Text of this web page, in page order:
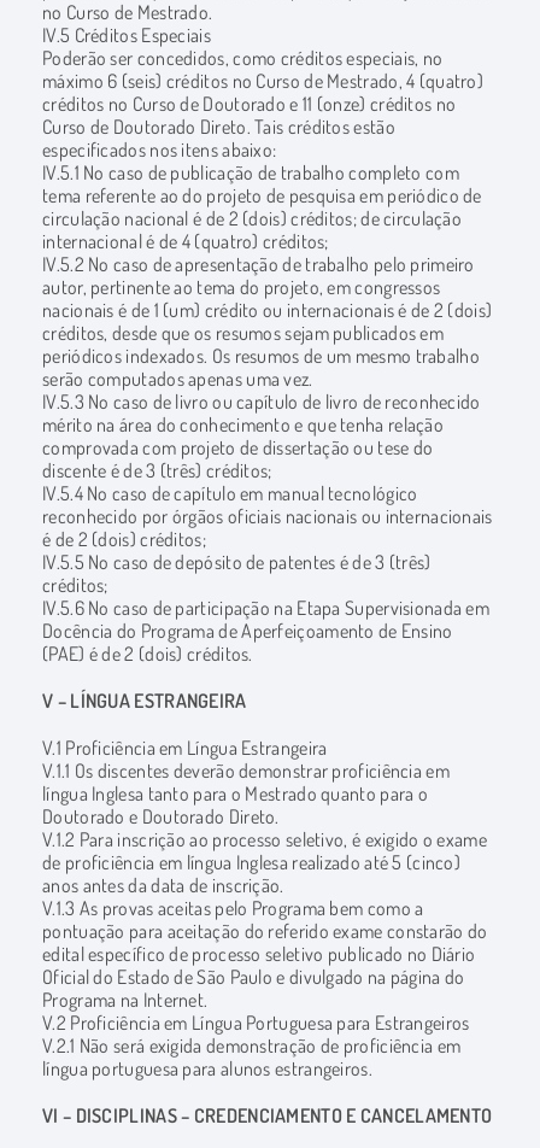
no Curso de Mestrado.
IV.5 Créditos Especiais
Poderão ser concedidos, como créditos especiais, no
máximo 6 (seis) créditos no Curso de Mestrado, 4 (quatro)
créditos no Curso de Doutorado e 11 (onze) créditos no
Curso de Doutorado Direto. Tais créditos estão
especificados nos itens abaixo:
IV.5.1 No caso de publicação de trabalho completo com
tema referente ao do projeto de pesquisa em periódico de
circulação nacional é de 2 (dois) créditos; de circulação
internacional é de 4 (quatro) créditos;
IV.5.2 No caso de apresentação de trabalho pelo primeiro
autor, pertinente ao tema do projeto, em congressos
nacionais é de 1 (um) crédito ou internacionais é de 2 (dois)
créditos, desde que os resumos sejam publicados em
periódicos indexados. Os resumos de um mesmo trabalho
serão computados apenas uma vez.
IV.5.3 No caso de livro ou capítulo de livro de reconhecido
mérito na área do conhecimento e que tenha relação
comprovada com projeto de dissertação ou tese do
discente é de 3 (três) créditos;
IV.5.4 No caso de capítulo em manual tecnológico
reconhecido por órgãos oficiais nacionais ou internacionais
é de 2 (dois) créditos;
IV.5.5 No caso de depósito de patentes é de 3 (três)
créditos;
IV.5.6 No caso de participação na Etapa Supervisionada em
Docência do Programa de Aperfeiçoamento de Ensino
(PAE) é de 2 (dois) créditos.
V – LÍNGUA ESTRANGEIRA
V.1 Proficiência em Língua Estrangeira
V.1.1 Os discentes deverão demonstrar proficiência em
língua Inglesa tanto para o Mestrado quanto para o
Doutorado e Doutorado Direto.
V.1.2 Para inscrição ao processo seletivo, é exigido o exame
de proficiência em língua Inglesa realizado até 5 (cinco)
anos antes da data de inscrição.
V.1.3 As provas aceitas pelo Programa bem como a
pontuação para aceitação do referido exame constarão do
edital específico de processo seletivo publicado no Diário
Oficial do Estado de São Paulo e divulgado na página do
Programa na Internet.
V.2 Proficiência em Língua Portuguesa para Estrangeiros
V.2.1 Não será exigida demonstração de proficiência em
língua portuguesa para alunos estrangeiros.
VI – DISCIPLINAS – CREDENCIAMENTO E CANCELAMENTO